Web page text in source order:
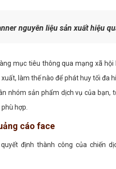
nguyên liệu sản xuất hiệu
mục tiêu thông qua mạng xã
làm thế nào để phát huy tối đa
nhóm sản phẩm dịch vụ của bạn,
hợp.
cáo face
định thành công của chiến